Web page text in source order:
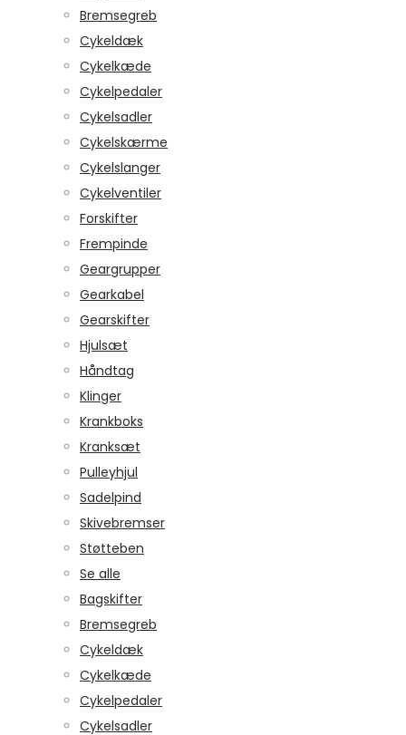
Bremsegreb
Cykeldæk
Cykelkæde
Cykelpedaler
Cykelsadler
Cykelskærme
Cykelslanger
Cykelventiler
Forskifter
Frempinde
Geargrupper
Gearkabel
Gearskifter
Hjulsæt
Håndtag
Klinger
Krankboks
Kranksæt
Pulleyhjul
Sadelpind
Skivebremser
Støtteben
Se alle
Bagskifter
Bremsegreb
Cykeldæk
Cykelkæde
Cykelpedaler
Cykelsadler